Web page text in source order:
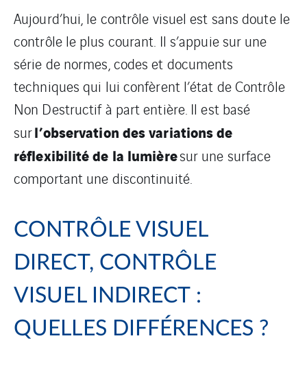
Aujourd’hui, le contrôle visuel est sans doute le
contrôle le plus courant. Il s’appuie sur une
série de normes, codes et documents
techniques qui lui confèrent l’état de Contrôle
Non Destructif à part entière. Il est basé
surl’observation des variations de
réflexibilité de la lumièresur une surface
comportant une discontinuité.
CONTRÔLE VISUEL
DIRECT, CONTRÔLE
VISUEL INDIRECT :
QUELLES DIFFÉRENCES ?